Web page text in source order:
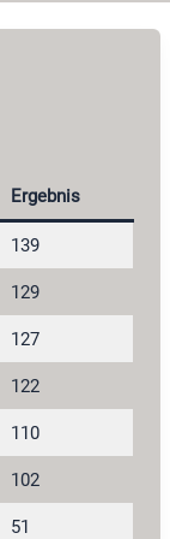
Ergebnis
139
129
127
122
110
102
51